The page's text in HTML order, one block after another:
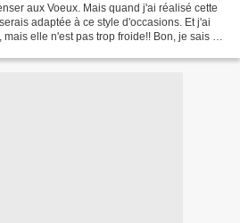
aux Voeux. Mais quand j'ai réalisé cette
adaptée à ce style d'occasions. Et j'ai
elle n'est pas trop froide!! Bon, je sais ce